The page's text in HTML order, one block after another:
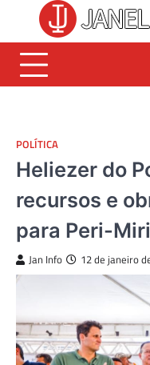
content
POLÍTICA
Heliezer do
recursos e
para Peri-
Jan Info 12 de janeiro